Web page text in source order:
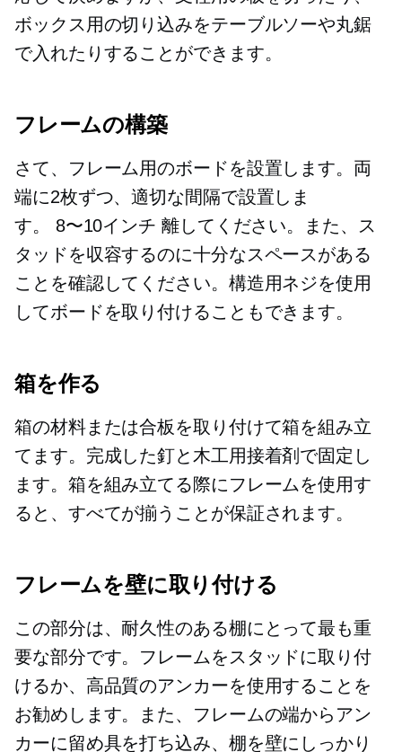
ボックス用の切り込みをテーブルソーや丸鋸
で入れたりすることができます。
フレームの構築
さて、フレーム用のボードを設置します。両
端に2枚ずつ、適切な間隔で設置しま
す。 8〜10インチ 離してください。また、ス
タッドを収容するのに十分なスペースがある
ことを確認してください。構造用ネジを使用
してボードを取り付けることもできます。
箱を作る
箱の材料または合板を取り付けて箱を組み立
てます。完成した釘と木工用接着剤で固定し
ます。箱を組み立てる際にフレームを使用す
ると、すべてが揃うことが保証されます。
フレームを壁に取り付ける
この部分は、耐久性のある棚にとって最も重
要な部分です。フレームをスタッドに取り付
けるか、高品質のアンカーを使用することを
お勧めします。また、フレームの端からアン
カーに留め具を打ち込み、棚を壁にしっかり